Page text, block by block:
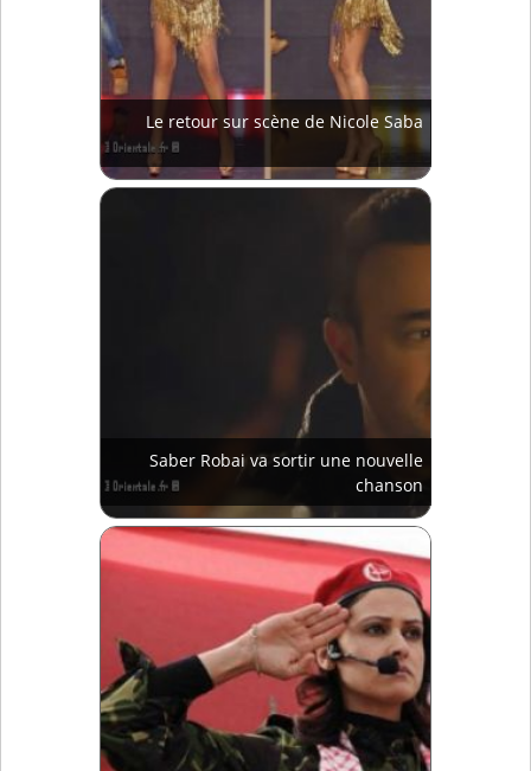
Le retour sur scène de Nicole Saba
Saber Robai va sortir une nouvelle
chanson